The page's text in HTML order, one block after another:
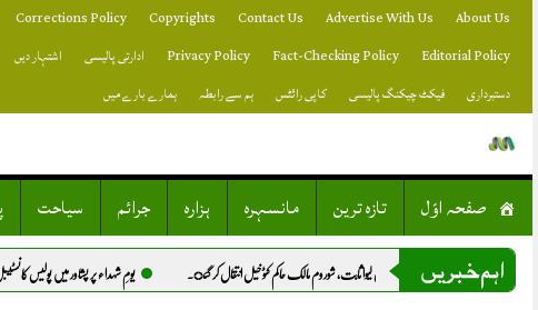
to
About Us
Advertise With Us
Contact Us
Copyrights
Corrections Policy
Editorial Policy
Fact-Checking Policy
Privacy Policy ادارتی پالیسی اشتہار دیں
دستبرداری
فیکٹ چیکنگ پالیسی کاپی رائٹس ہم سے رابطہ ہمارے بارے میں
صفحہ اوّل تازہ ترین مانسہرہ ہزارہ جرائم سیاحت
اہم خبریں
میں چابی ڈالنے سے انفیکشن جان لیوا ثابت، شوروم مالک حاکم کٹوخیل انتقال کر گئ. یومِ شہداء پر پشاور میں پولیس کانسٹیبل